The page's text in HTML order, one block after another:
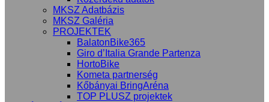
MKSZ Adatbázis
MKSZ Galéria
PROJEKTEK
BalatonBike365
Giro d’Italia Grande Partenza
HortoBike
Kometa partnerség
Kőbányai BringAréna
TOP PLUSZ projektek